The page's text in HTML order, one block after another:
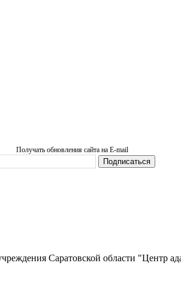
Получать обновления сайта на E-mail
Саратовской области "Центр